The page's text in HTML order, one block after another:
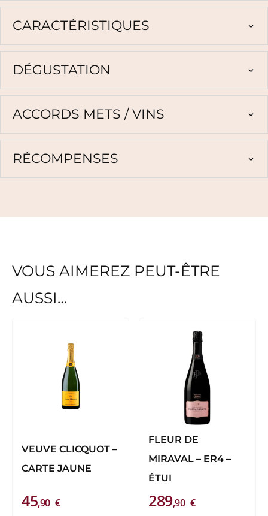
CARACTÉRISTIQUES
DÉGUSTATION
ACCORDS METS / VINS
RÉCOMPENSES
VOUS AIMEREZ PEUT-ÊTRE
AUSSI…
VEUVE CLICQUOT –
CARTE JAUNE
45,90 €
FLEUR DE
MIRAVAL – ER4 –
ÉTUI
289,90 €